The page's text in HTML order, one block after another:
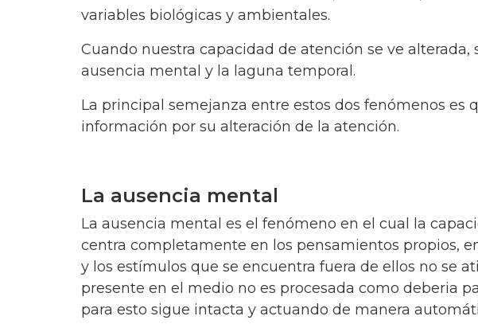
variables biológicas y ambientales.
Cuando nuestra capacidad de atención se ve
ausencia mental y la laguna temporal.
La principal semejanza entre estos dos fenómenos es
información por su alteración de la atención.
La ausencia mental
La ausencia mental es el fenómeno en el cual la
centra completamente en los pensamientos propios,
y los estímulos que se encuentra fuera de ellos no se
presente en el medio no es procesada como deberia
para esto sigue intacta y actuando de manera